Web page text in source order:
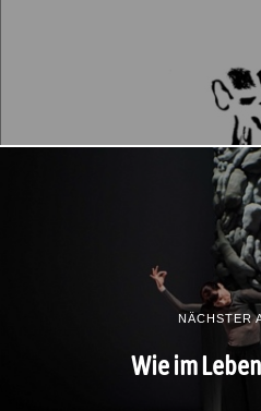
NÄCHSTER
Wie im